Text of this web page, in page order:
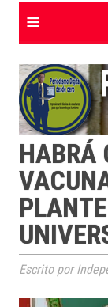
≡
HABRÁ
Escrito por